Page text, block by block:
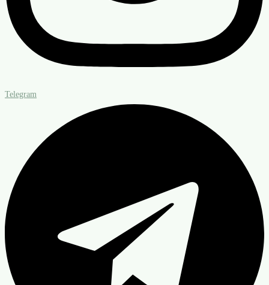
Telegram